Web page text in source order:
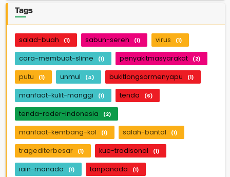
Tags
salad-buah (1) sabun-sereh (1) virus (1)
cara-membuat-slime (1) penyakitmasyarakat (2)
putu (1) unmul (4) bukitlongsormenyapu (1)
manfaat-kulit-manggi (1) tenda (6)
tenda-roder-indonesia (2)
manfaat-kembang-kol (1) salah-bantal (1)
tragediterbesar (1) kue-tradisonal (1)
iain-manado (1) tanpanoda (1)